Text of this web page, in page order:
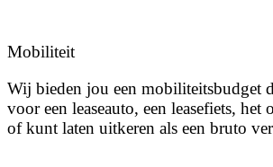
Mobiliteit
Wij bieden jou een mobiliteitsbudget
voor een leaseauto, een leasefiets, het
of kunt laten uitkeren als een bruto